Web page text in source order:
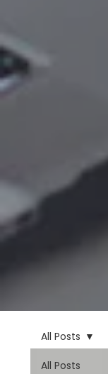
All Posts
All Posts